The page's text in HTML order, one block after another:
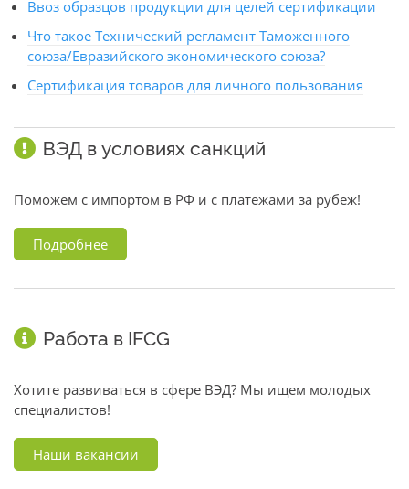
Ввоз образцов продукции для целей сертификации
Что такое Технический регламент Таможенного
союза/Евразийского экономического союза?
Сертификация товаров для личного пользования
ВЭД в условиях санкций
Поможем с импортом в РФ и с платежами за рубеж!
Подробнее
Работа в IFCG
Хотите развиваться в сфере ВЭД? Мы ищем молодых
специалистов!
Наши вакансии